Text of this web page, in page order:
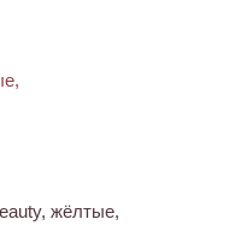
жёлтые,